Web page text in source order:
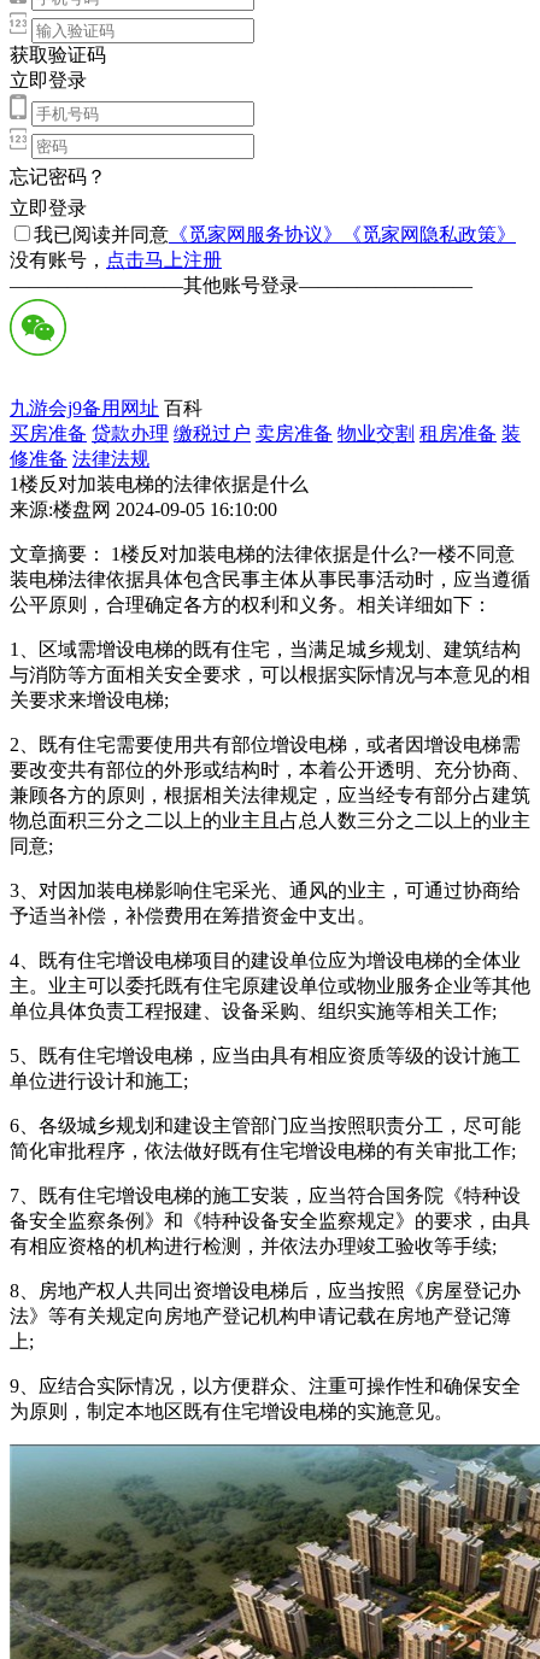
获取验证码
立即登录
忘记密码？
立即登录
我已阅读并同意 《觅家网服务协议》
《觅家网隐私政策》
没有账号， 点击马上注册
—————————其他账号登录—————————
九游会j9备用网址 百科
买房准备 贷款办理 缴税过户 卖房准备 物业交割 租房准备 装
修准备 法律法规
1楼反对加装电梯的法律依据是什么
来源:楼盘网 2024-09-05 16:10:00
文章摘要： 1楼反对加装电梯的法律依据是什么?一楼不同意
装电梯法律依据具体包含民事主体从事民事活动时，应当遵循
公平原则，合理确定各方的权利和义务。相关详细如下：
1、区域需增设电梯的既有住宅，当满足城乡规划、建筑结构
与消防等方面相关安全要求，可以根据实际情况与本意见的相
关要求来增设电梯;
2、既有住宅需要使用共有部位增设电梯，或者因增设电梯需
要改变共有部位的外形或结构时，本着公开透明、充分协商、
兼顾各方的原则，根据相关法律规定，应当经专有部分占建筑
物总面积三分之二以上的业主且占总人数三分之二以上的业主
同意;
3、对因加装电梯影响住宅采光、通风的业主，可通过协商给
予适当补偿，补偿费用在筹措资金中支出。
4、既有住宅增设电梯项目的建设单位应为增设电梯的全体业
主。业主可以委托既有住宅原建设单位或物业服务企业等其他
单位具体负责工程报建、设备采购、组织实施等相关工作;
5、既有住宅增设电梯，应当由具有相应资质等级的设计施工
单位进行设计和施工;
6、各级城乡规划和建设主管部门应当按照职责分工，尽可能
简化审批程序，依法做好既有住宅增设电梯的有关审批工作;
7、既有住宅增设电梯的施工安装，应当符合国务院《特种设
备安全监察条例》和《特种设备安全监察规定》的要求，由具
有相应资格的机构进行检测，并依法办理竣工验收等手续;
8、房地产权人共同出资增设电梯后，应当按照《房屋登记办
法》等有关规定向房地产登记机构申请记载在房地产登记簿
上;
9、应结合实际情况，以方便群众、注重可操作性和确保安全
为原则，制定本地区既有住宅增设电梯的实施意见。